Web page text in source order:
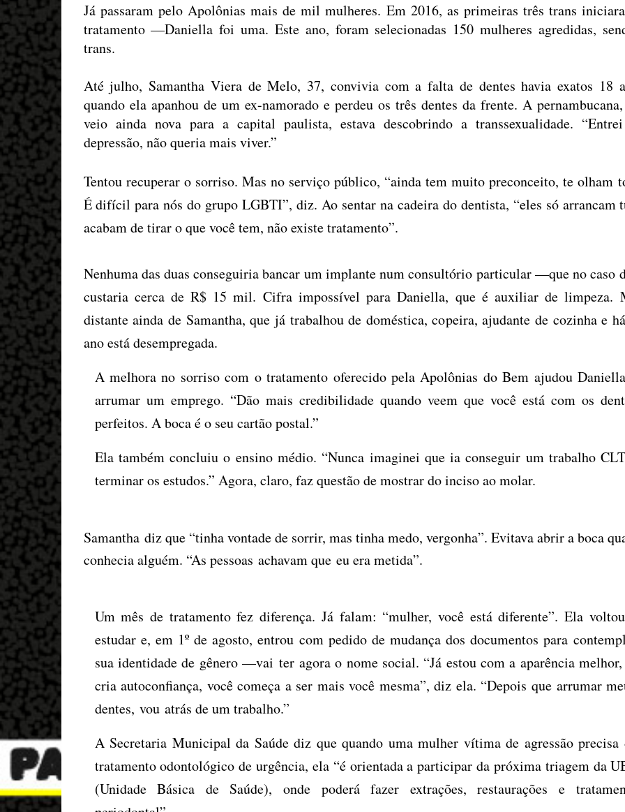
Já passaram pelo Apolônias mais de mil mulheres. Em 2016, as primeiras três trans
tratamento —Daniella foi uma. Este ano, foram selecionadas 150 mulheres agredidas,
trans.
Até julho, Samantha Viera de Melo, 37, convivia com a falta de dentes havia exatos 18
quando ela apanhou de um ex-namorado e perdeu os três dentes da frente. A
veio ainda nova para a capital paulista, estava descobrindo a transsexualidade.
depressão, não queria mais viver.”
Tentou recuperar o sorriso. Mas no serviço público, “ainda tem muito preconceito, te olham
É difícil para nós do grupo LGBTI”, diz. Ao sentar na cadeira do dentista, “eles só arrancam
acabam de tirar o que você tem, não existe tratamento”.
Nenhuma das duas conseguiria bancar um implante num consultório particular —que no caso
custaria cerca de R$ 15 mil. Cifra impossível para Daniella, que é auxiliar de limpeza.
distante ainda de Samantha, que já trabalhou de doméstica, copeira, ajudante de cozinha e
ano está desempregada.
A melhora no sorriso com o tratamento oferecido pela Apolônias do Bem ajudou
arrumar um emprego. “Dão mais credibilidade quando veem que você está com os
perfeitos. A boca é o seu cartão postal.”
Ela também concluiu o ensino médio. “Nunca imaginei que ia conseguir um trabalho
terminar os estudos.” Agora, claro, faz questão de mostrar do inciso ao molar.
Samantha diz que “tinha vontade de sorrir, mas tinha medo, vergonha”. Evitava abrir a boca
conhecia alguém. “As pessoas achavam que eu era metida”.
Um mês de tratamento fez diferença. Já falam: “mulher, você está diferente”. Ela
estudar e, em 1º de agosto, entrou com pedido de mudança dos documentos para
sua identidade de gênero —vai ter agora o nome social. “Já estou com a aparência
cria autoconfiança, vocêcomeça a ser mais você mesma”, diz ela. “Depois que arrumar
dentes, vou atrás de um trabalho.”
A Secretaria Municipal da Saúde diz que quando uma mulher vítima de agressão precisa
tratamento odontológico de urgência, ela “é orientada a participar da próxima triagem da
(Unidade Básica de Saúde), onde poderá fazer extrações, restaurações e